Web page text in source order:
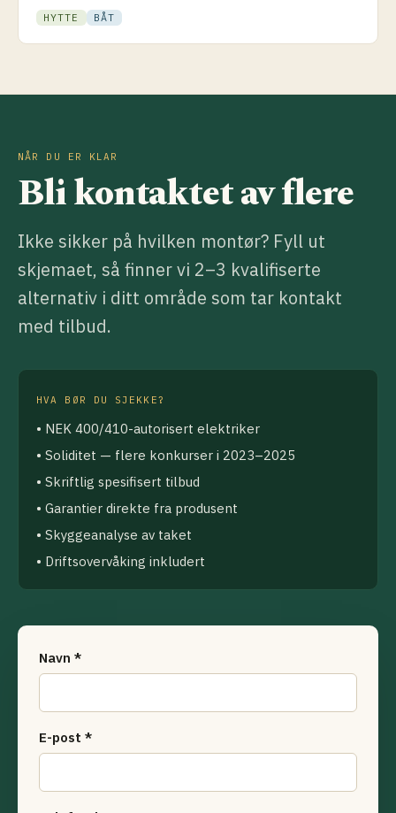
for off-grid solenergi til hytter, båter og selvbygg-
prosjekter.
HYTTE BÅT
NÅR DU ER KLAR
Bli kontaktet av flere
Ikke sikker på hvilken montør? Fyll ut
skjemaet, så finner vi 2–3 kvalifiserte
alternativ i ditt område som tar kontakt
med tilbud.
HVA BØR DU SJEKKE?
• NEK 400/410-autorisert elektriker
• Soliditet — flere konkurser i 2023–2025
• Skriftlig spesifisert tilbud
• Garantier direkte fra produsent
• Skyggeanalyse av taket
• Driftsovervåking inkludert
Navn *
E-post *